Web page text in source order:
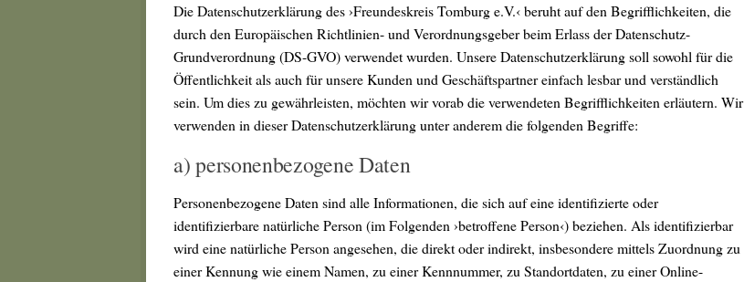
Die Datenschutzerklärung des ›Freundeskreis Tomburg e.V.‹ beruht auf den Begrifflichkeiten, die
durch den Europäischen Richtlinien- und Verordnungsgeber beim Erlass der Datenschutz-
Grundverordnung (DS-GVO) verwendet wurden. Unsere Datenschutzerklärung soll sowohl für die
Öffentlichkeit als auch für unsere Kunden und Geschäftspartner einfach lesbar und verständlich
sein. Um dies zu gewährleisten, möchten wir vorab die verwendeten Begrifflichkeiten erläutern. Wir
verwenden in dieser Datenschutzerklärung unter anderem die folgenden Begriffe:
a) personenbezogene Daten
Personenbezogene Daten sind alle Informationen, die sich auf eine identifizierte oder
identifizierbare natürliche Person (im Folgenden ›betroffene Person‹) beziehen. Als identifizierbar
wird eine natürliche Person angesehen, die direkt oder indirekt, insbesondere mittels Zuordnung zu
einer Kennung wie einem Namen, zu einer Kennnummer, zu Standortdaten, zu einer Online-